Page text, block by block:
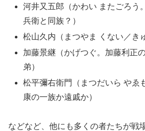
河井又五郎（かわい またごろう
兵衛と同族？）
松山久内（まつやま くない／き
加藤景継（かげつぐ。加藤利正
弟）
松平彌右衛門（まつだいら やゑ
康の一族か遠戚か）
などなど、他にも多くの者たちが戦